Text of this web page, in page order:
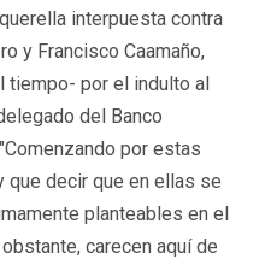
interpuesta contra
y Francisco Caamaño,
tiempo- por el indulto al
del Banco
"Comenzando por estas
que decir que en ellas se
planteables en el
carecen aquí de